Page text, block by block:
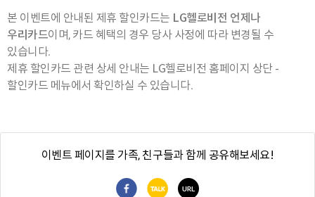
본 이벤트에 안내된 제휴 할인카드는 LG헬로비전 언제나
우리카드이며, 카드 혜택의 경우 당사 사정에 따라 변경될 수
있습니다.
제휴 할인카드 관련 상세 안내는 LG헬로비전 홈페이지 상단 -
할인카드 메뉴에서 확인하실 수 있습니다.
이벤트 페이지를 가족, 친구들과 함께 공유해보세요!
페이스북 공유카카오톡 공유
URL 복사